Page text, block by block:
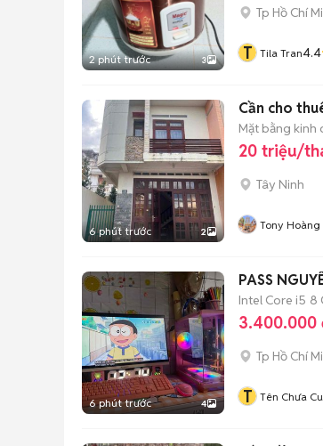
2 phút trước 3
Tp Hồ Chí
T Tila Tran4.4
6 phút trước 2
Cần cho
Mặt bằng kinh
20 triệu/
Tây Ninh
Tony Hoàng
6 phút trước 4
PASS
Intel Core i5 8
3.400.000
Tp Hồ Chí
T Tên Chưa